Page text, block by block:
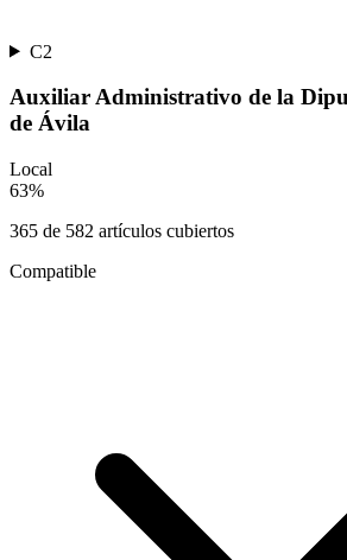
C2
Auxiliar Administrativo de la
de Ávila
Local
63%
365 de 582 artículos cubiertos
Compatible